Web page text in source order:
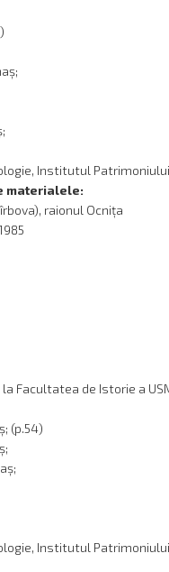
Institutul
materialele:
raionul Ocnița
Facultatea de Istorie a
(p.54)
Institutul